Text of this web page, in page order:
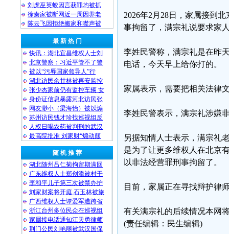
刘虎巫英蛟因言获罪均被抓
徐秦家被断网近一周因养老
陈云飞因拒绝搬家和噤声被
最 新 热 门
快讯：湖北宜昌维权人士刘
北京警察：习近平管不了警
被以“污辱国家领导人”行
湖北访民余甘林被再安监控
张少杰家前仍有监控车辆 女
身份证信息暴露河北访民张
网友渺小（梁海怡）被以煽
苏州访民钱才珍找巡视组反
人权日喝农药被判刑的武汉
最高院批准 刘家财“煽动颠
随 机 推 荐
湖北随州吕仁菊拘留期满回
广东维权人士郑创添被村干
李和平儿子第三次被禁办护
刘家财案将开庭 石玉林被旅
广西维权人士谭爱军遭跨省
浙江台州多位民众在巡视组
家属接电话通知江天勇律师
荆门公民刘艳丽被武汉国保
2026年2月28日，家属接到
事拘留了，满宗礼说要求家
李姓民警称，满宗礼是在昨
电话，今天早上给你打的。
家属表示，需要把相关法律
李姓民警表示，满宗礼涉嫌
另据知情人士表示，满宗礼
是为了让更多维权人在北京
以非法经营罪刑事拘留了。
目前，家属正在寻找辩护律
有关满宗礼的后续情况本网
(责任编辑：民生编辑)